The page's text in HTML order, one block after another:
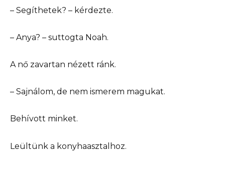
– Segíthetek? – kérdezte.
– Anya? – suttogta Noah.
A nő zavartan nézett ránk.
– Sajnálom, de nem ismerem magukat.
Behívott minket.
Leültünk a konyhaasztalhoz.